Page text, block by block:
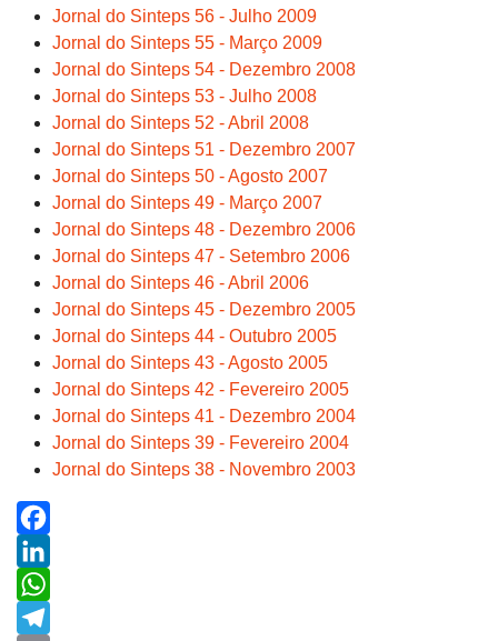
Jornal do Sinteps 56 - Julho 2009
Jornal do Sinteps 55 - Março 2009
Jornal do Sinteps 54 - Dezembro 2008
Jornal do Sinteps 53 - Julho 2008
Jornal do Sinteps 52 - Abril 2008
Jornal do Sinteps 51 - Dezembro 2007
Jornal do Sinteps 50 - Agosto 2007
Jornal do Sinteps 49 - Março 2007
Jornal do Sinteps 48 - Dezembro 2006
Jornal do Sinteps 47 - Setembro 2006
Jornal do Sinteps 46 - Abril 2006
Jornal do Sinteps 45 - Dezembro 2005
Jornal do Sinteps 44 - Outubro 2005
Jornal do Sinteps 43 - Agosto 2005
Jornal do Sinteps 42 - Fevereiro 2005
Jornal do Sinteps 41 - Dezembro 2004
Jornal do Sinteps 39 - Fevereiro 2004
Jornal do Sinteps 38 - Novembro 2003
Facebook
LinkedIn
WhatsApp